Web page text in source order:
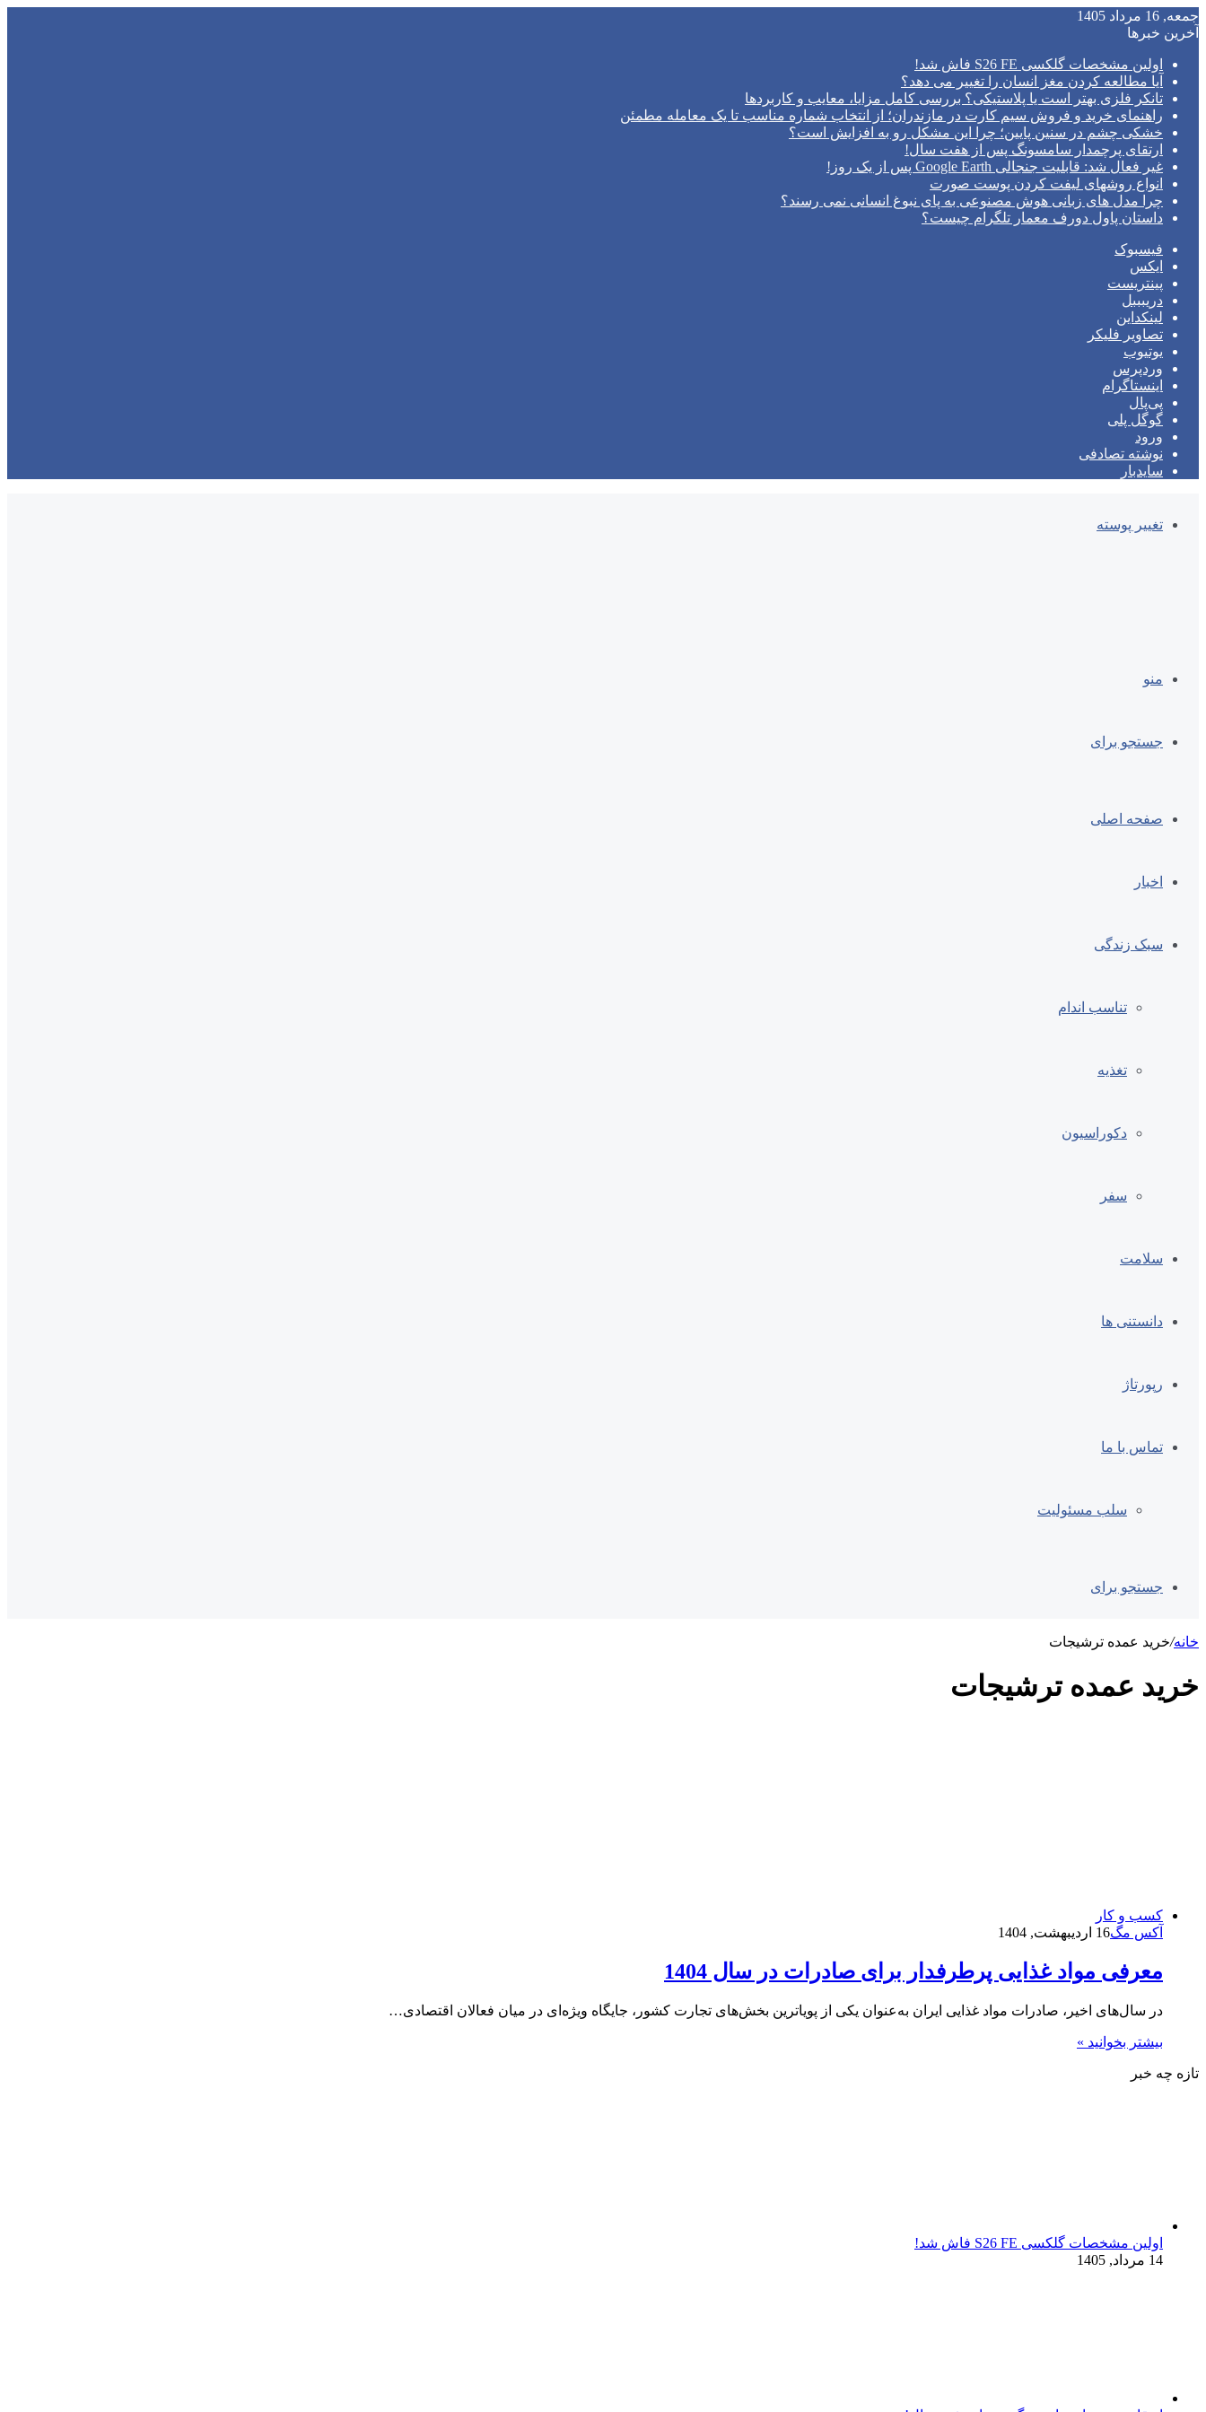
جمعه, 16 مرداد 1405
آخرین خبرها
اولین مشخصات گلکسی S26 FE فاش شد!
آیا مطالعه کردن مغز انسان را تغییر می‌ دهد؟
تانکر فلزی بهتر است یا پلاستیکی؟ بررسی کامل مزایا، معایب و کاربردها
راهنمای خرید و فروش سیم کارت در مازندران؛ از انتخاب شماره مناسب تا یک معامله مطمئن
خشکی چشم در سنین پایین؛ چرا این مشکل رو به افزایش است؟
ارتقای پرچمدار سامسونگ پس از هفت سال!
غیر فعال شد: قابلیت جنجالی Google Earth پس از یک روز!
انواع روشهای لیفت کردن پوست صورت
چرا مدل‌ های زبانی هوش مصنوعی به پای نبوغ انسانی نمی‌ رسند؟
داستان پاول دورف معمار تلگرام چیست؟
فیسبوک
ایکس
پینتریست
دریبببل
لینکداین
تصاویر فلیکر
یوتیوب
وردپرس
اینستاگرام
پی‌پال
گوگل پلی
ورود
نوشته تصادفی
سایدبار
تغییر پوسته
منو
جستجو برای
صفحه اصلی
اخبار
سبک زندگی
تناسب اندام
تغذیه
دکوراسیون
سفر
سلامت
دانستنی ها
رپورتاژ
تماس با ما
سلب مسئولیت
جستجو برای
خانه/خرید عمده ترشیجات
خرید عمده ترشیجات
کسب و کار
آکس مگ16 اردیبهشت, 1404
معرفی مواد غذایی پرطرفدار برای صادرات در سال 1404
در سال‌های اخیر، صادرات مواد غذایی ایران به‌عنوان یکی از پویاترین بخش‌های تجارت کشور، جایگاه ویژه‌ای در میان فعالان اقتصادی…
بیشتر بخوانید »
تازه چه خبر
اولین مشخصات گلکسی S26 FE فاش شد!
14 مرداد, 1405